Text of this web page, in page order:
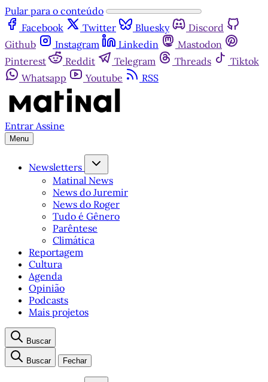
Pular para o conteúdo
Facebook
Twitter Bluesky
Discord
Github
Instagram Linkedin
Mastodon
Pinterest
Reddit Telegram Threads
Tiktok
Whatsapp
Youtube RSS
Entrar Assine
Menu
Newsletters
Matinal News
News do Juremir
News do Roger
Tudo é Gênero
Parêntese
Climática
Reportagem
Cultura
Agenda
Opinião
Podcasts
Mais projetos
Buscar
Buscar Fechar